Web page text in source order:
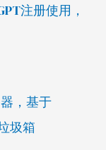
注册使用，
，基于
圾箱